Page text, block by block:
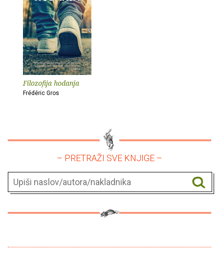
Filozofija hodanja
Frédéric Gros
– PRETRAŽI SVE KNJIGE –